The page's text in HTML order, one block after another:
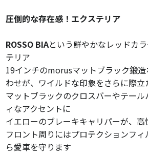
圧倒的な存在感！エクステリア
ROSSO BIAという鮮やかなレッドカ
テリア
19インチのmorusマットブラック鍛
わせが、ワイルドな印象をさらに際立
マットブラックのクロスバーやテー
ィなアクセントに
イエローのブレーキキャリパーが、
フロント周りにはプロテクションフ
ら愛車を守ります